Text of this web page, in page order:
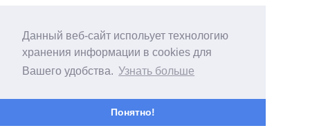
Данный веб-сайт испольует технологию
хранения информации в cookies для
Вашего удобства. Узнать больше
Понятно!